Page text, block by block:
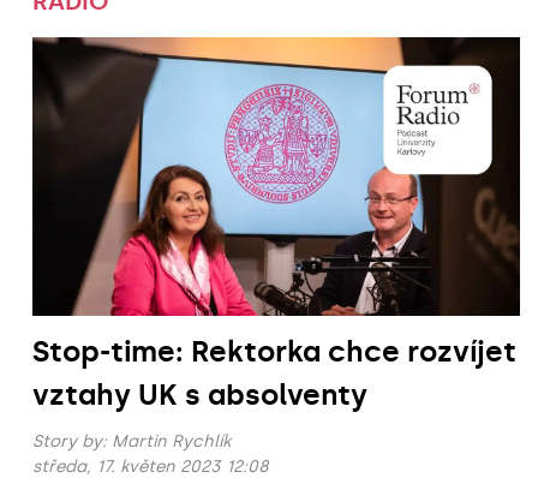
Stop-time: Rektorka chce rozvíjet
vztahy UK s absolventy
Story by: Martin Rychlík
středa, 17. květen 2023 12:08